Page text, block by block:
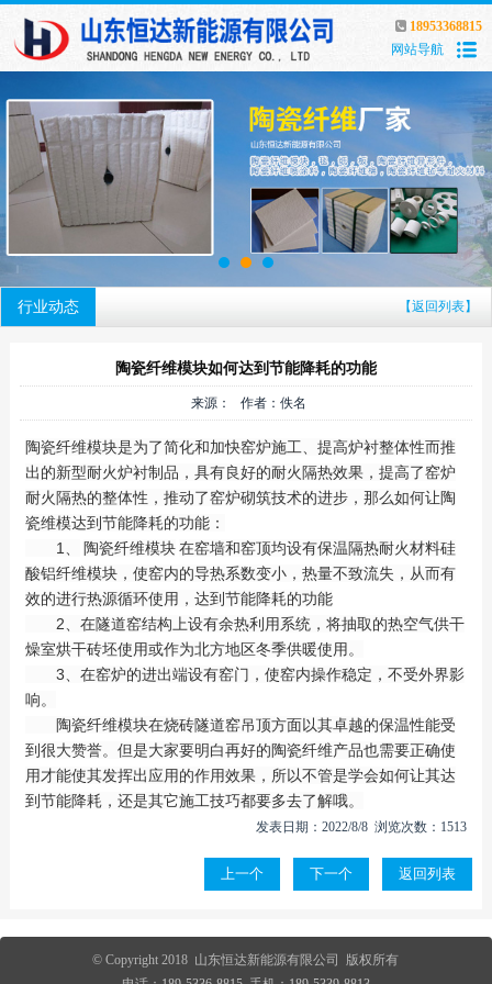
18953368815
网站导航
行业动态 【返回列表】
陶瓷纤维模块如何达到节能降耗的功能
来源： 作者：佚名
陶瓷纤维模块是为了简化和加快窑炉施工、提高炉衬整体性而推
出的新型耐火炉衬制品，具有良好的耐火隔热效果，提高了窑炉
耐火隔热的整体性，推动了窑炉砌筑技术的进步，那么如何让陶
瓷维模达到节能降耗的功能：
1、
陶瓷纤维模块在窑墙和窑顶均设有保温隔热耐火材料硅
酸铝纤维模块，使窑内的导热系数变小，热量不致流失，从而有
效的进行热源循环使用，达到节能降耗的功能
2、在隧道窑结构上设有余热利用系统，将抽取的热空气供干
燥室烘干砖坯使用或作为北方地区冬季供暖使用。
3、在窑炉的进出端设有窑门，使窑内操作稳定，不受外界影
响。
陶瓷纤维模块在烧砖隧道窑吊顶方面以其卓越的保温性能受
到很大赞誉。但是大家要明白再好的陶瓷纤维产品也需要正确使
用才能使其发挥出应用的作用效果，所以不管是学会如何让其达
到节能降耗，还是其它施工技巧都要多去了解哦。
发表日期：2022/8/8 浏览次数：1513
上一个 下一个 返回列表
© Copyright 2018 山东恒达新能源有限公司 版权所有